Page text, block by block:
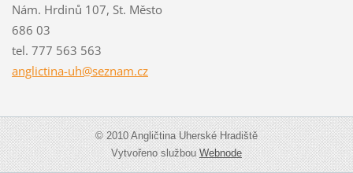
Nám. Hrdinů 107, St. Město
686 03
tel. 777 563 563
anglictina-uh@seznam.cz
© 2010 Angličtina Uherské Hradiště
Vytvořeno službouWebnode